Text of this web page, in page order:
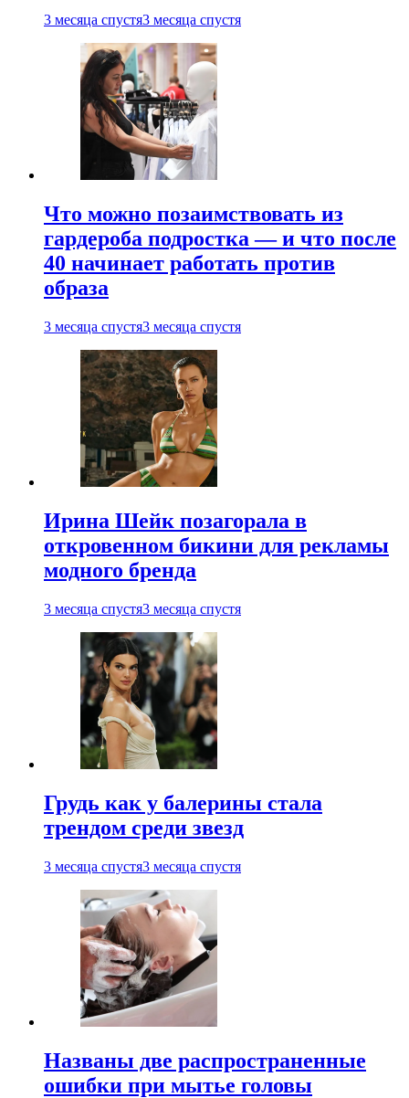
3 месяца спустя3 месяца спустя
Что можно позаимствовать из
гардероба подростка — и что после
40 начинает работать против
образа
3 месяца спустя3 месяца спустя
Ирина Шейк позагорала в
откровенном бикини для рекламы
модного бренда
3 месяца спустя3 месяца спустя
Грудь как у балерины стала
трендом среди звезд
3 месяца спустя3 месяца спустя
Названы две распространенные
ошибки при мытье головы